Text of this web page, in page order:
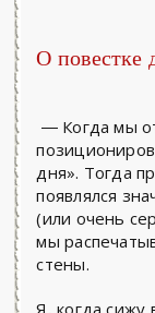
О повестке
— Когда мы
дня». Тогда
появлялся
(или очень
мы
стены.
Я, когда сижу